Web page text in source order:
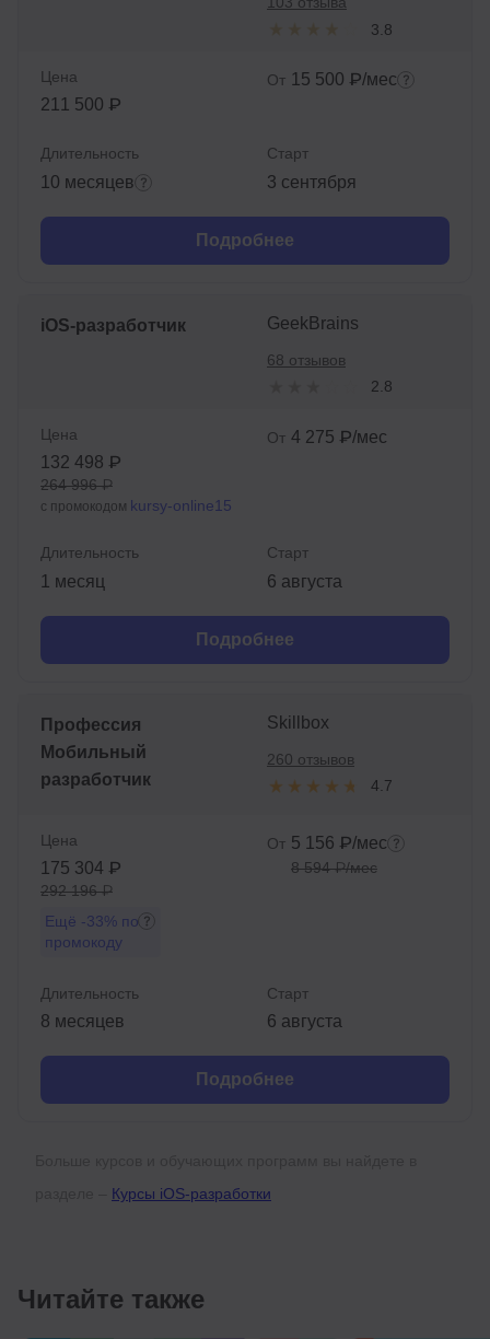
3.8
Цена
211 500 ₽
От 15 500 ₽/мес
Длительность
10 месяцев
Старт
3 сентября
Подробнее
iOS-разработчик GeekBrains
2.8
68 отзывов
Цена
132 498 ₽
264 996 ₽
с промокодом kursy-online15
От 4 275 ₽/мес
Длительность
1 месяц
Старт
6 августа
Подробнее
Профессия
Мобильный
разработчик
Skillbox
4.7
260 отзывов
Цена
175 304 ₽
292 196 ₽
Ещё -33% по
промокоду
От 5 156 ₽/мес
8 594 ₽/мес
Длительность
8 месяцев
Старт
6 августа
Подробнее
Курсы iOS-разработки
Читайте также